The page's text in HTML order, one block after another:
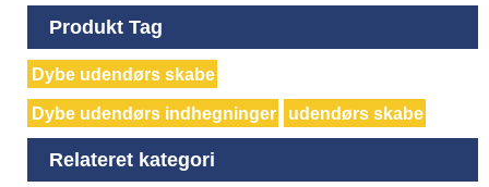
Produkt Tag
Dybe udendørs skabe
Dybe udendørs indhegninger udendørs skabe
Relateret kategori